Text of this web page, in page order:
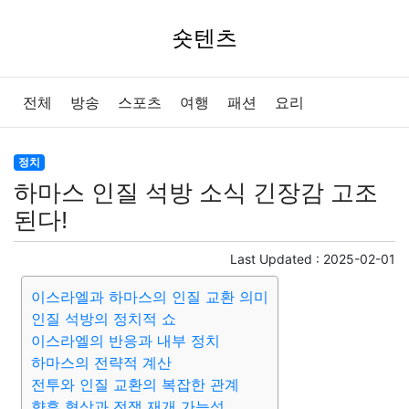
숏텐츠
전체 방송 스포츠 여행 패션 요리
정치
하마스 인질 석방 소식 긴장감 고조
된다!
Last Updated : 2025-02-01
이스라엘과 하마스의 인질 교환 의미
인질 석방의 정치적 쇼
이스라엘의 반응과 내부 정치
하마스의 전략적 계산
전투와 인질 교환의 복잡한 관계